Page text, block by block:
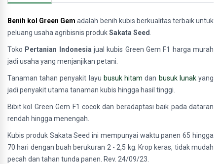
Benih kol Green Gem adalah benih kubis berkualitas terbaik untuk
peluang usaha agribisnis produkSakata Seed
Toko Pertanian Indonesia jual kubis Green Gem F1 harga murah
jadi usaha yang menjanjikan petani.
Tanaman tahan penyakit layu busuk hitam dan busuk lunakyang
jadi penyakit utama tanaman kubis hingga hasil tinggi.
Bibit kol Green Gem F1 cocok dan beradaptasi baik pada dataran
rendah hingga menengah.
Kubis produk Sakata Seed ini mempunyai waktu panen 65 hingga
70 hari dengan buah berukuran 2 - 2,5 kg. Krop keras, tidak mudah
pecah dan tahan tunda panen. Rev. 24/09/23.